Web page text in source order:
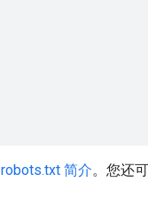
robots.txt 简介。您还